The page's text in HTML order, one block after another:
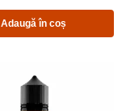
Adaugă în coș